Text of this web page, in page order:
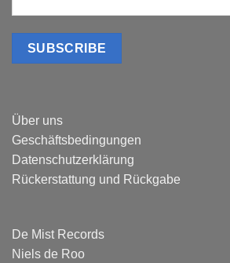
Über uns
Geschäftsbedingungen
Datenschutzerklärung
Rückerstattung und Rückgabe
De Mist Records
Niels de Roo